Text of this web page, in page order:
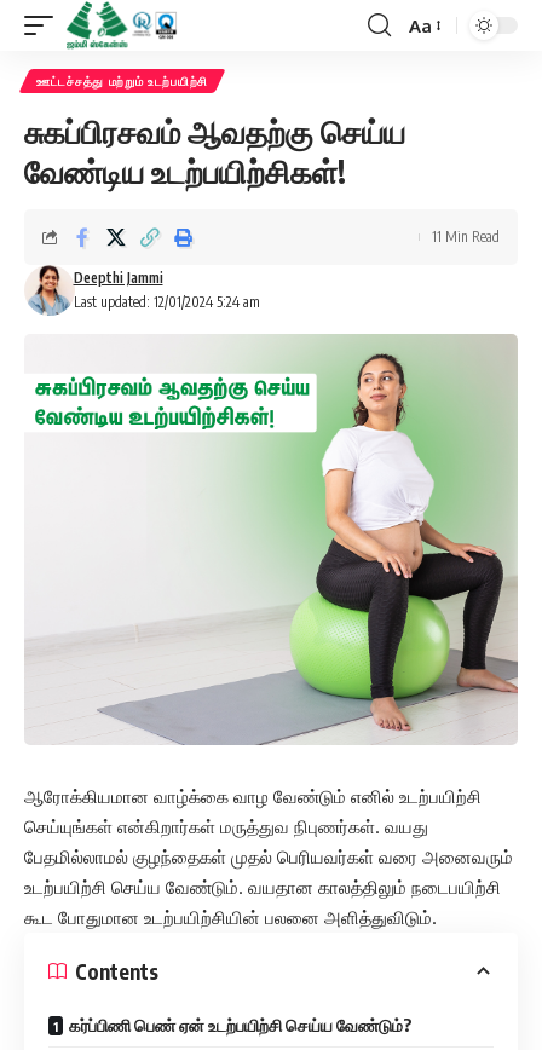
Font
Aa
ஊட்டச்சத்து மற்றும் உடற்பயிற்சி
சுகப்பிரசவம் ஆவதற்கு செய்ய
வேண்டிய உடற்பயிற்சிகள்!
Last updated: 12/01/2024 5:24 am
Deepthi Jammi
11 Min Read
ஆரோக்கியமான வாழ்க்கை வாழ வேண்டும் எனில் உடற்பயிற்சி
செய்யுங்கள் என்கிறார்கள் மருத்துவ நிபுணர்கள். வயது
பேதமில்லாமல் குழந்தைகள் முதல் பெரியவர்கள் வரை அனைவரும்
உடற்பயிற்சி செய்ய வேண்டும். வயதான காலத்திலும் நடைபயிற்சி
கூட போதுமான உடற்பயிற்சியின் பலனை அளித்துவிடும்.
Contents
கர்ப்பிணி பெண் ஏன் உடற்பயிற்சி செய்ய வேண்டும்?